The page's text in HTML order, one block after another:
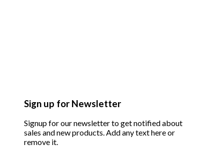
Sign up for Newsletter
Signup for our newsletter to get notified about
sales and new products. Add any text here or
remove it.